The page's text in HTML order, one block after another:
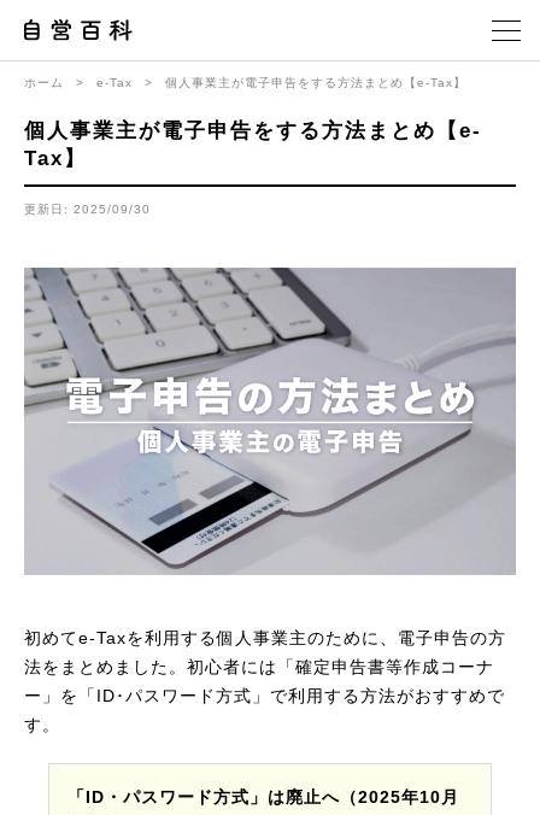
ホーム > e-Tax > 個人事業主が電子申告をする方法まとめ【e-Tax】
個人事業主が電子申告をする方法まとめ【e-
Tax】
更新日: 2025/09/30
初めてe-Taxを利用する個人事業主のために、電子申告の方
法をまとめました。初心者には「確定申告書等作成コーナ
ー」を「ID･パスワード方式」で利用する方法がおすすめで
す。
「ID・パスワード方式」は廃止へ（2025年10月